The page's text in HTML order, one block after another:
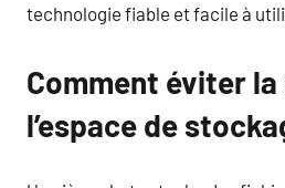
technologie fiable et facile à
Comment éviter
l’espace de